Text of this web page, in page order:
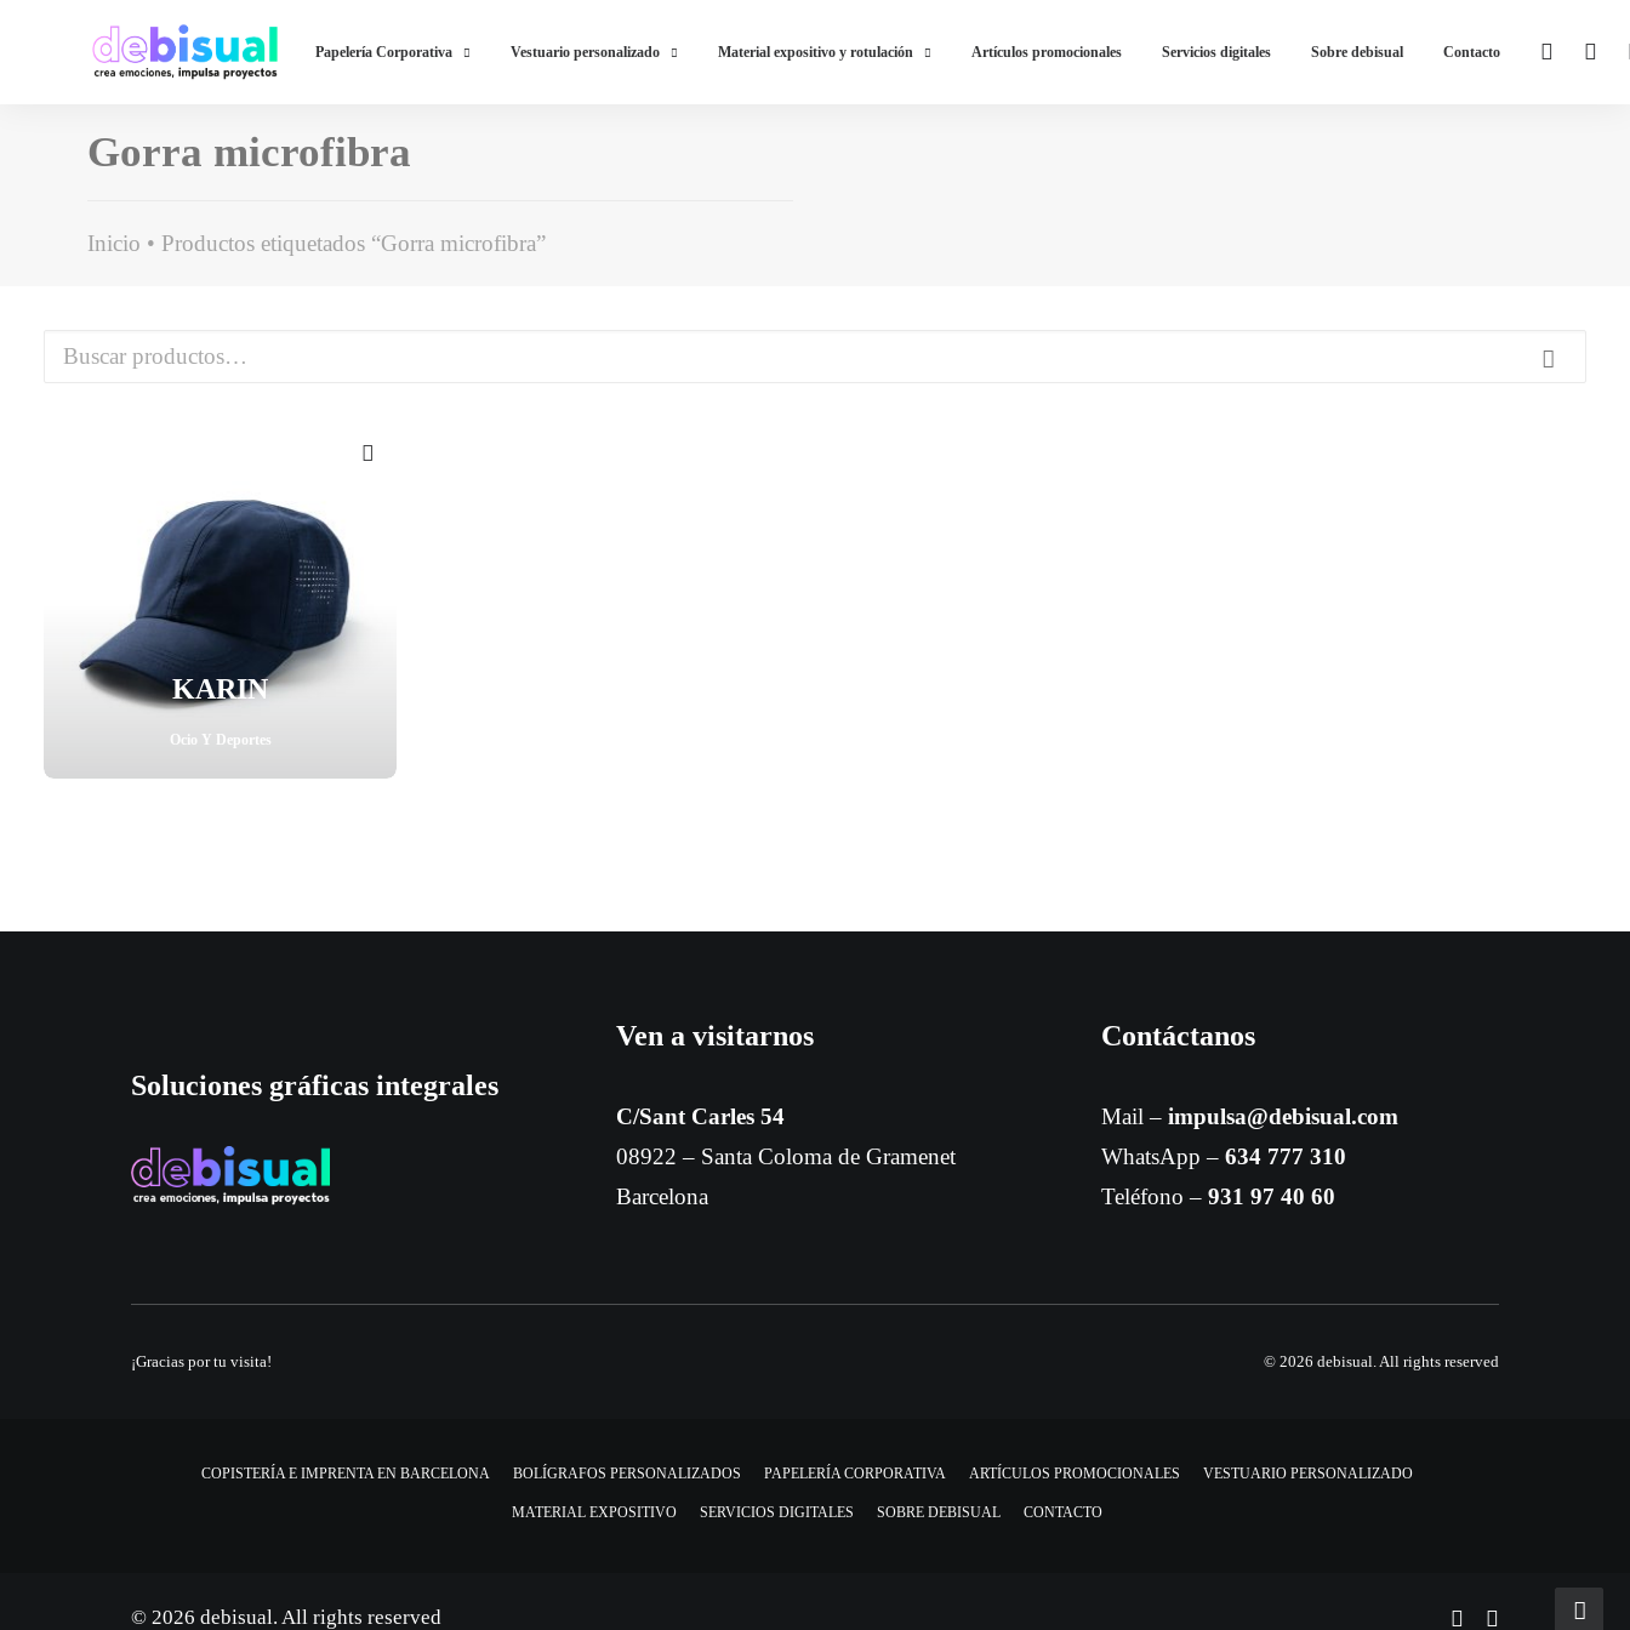
Papelería Corporativa Vestuario personalizado Material expositivo y rotulación Artículos promocionales Servicios digitales Sobre debisual Contacto
Gorra microfibra
Inicio Productos etiquetados “Gorra microfibra”
Buscar
KARIN
Ocio Y Deportes
Soluciones gráficas integrales
Ven a visitarnos
C/Sant Carles 54
08922 – Santa Coloma de Gramenet
Barcelona
Contáctanos
Mail – impulsa@debisual.com
WhatsApp – 634 777 310
Teléfono – 931 97 40 60
¡Gracias por tu visita! © 2026 debisual.All rights reserved
COPISTERÍA E IMPRENTA EN BARCELONA BOLÍGRAFOS PERSONALIZADOS PAPELERÍA CORPORATIVA ARTÍCULOS PROMOCIONALES VESTUARIO PERSONALIZADO
MATERIAL EXPOSITIVO SERVICIOS DIGITALES SOBRE DEBISUAL CONTACTO
© 2026 debisual. All rights reserved